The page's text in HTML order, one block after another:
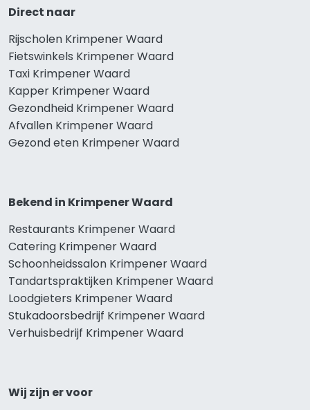
Direct naar
Rijscholen Krimpener Waard
Fietswinkels Krimpener Waard
Taxi Krimpener Waard
Kapper Krimpener Waard
Gezondheid Krimpener Waard
Afvallen Krimpener Waard
Gezond eten Krimpener Waard
Bekend in Krimpener Waard
Restaurants Krimpener Waard
Catering Krimpener Waard
Schoonheidssalon Krimpener Waard
Tandartspraktijken Krimpener Waard
Loodgieters Krimpener Waard
Stukadoorsbedrijf Krimpener Waard
Verhuisbedrijf Krimpener Waard
Wij zijn er voor